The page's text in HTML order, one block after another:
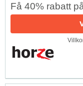
Få 40% rabatt